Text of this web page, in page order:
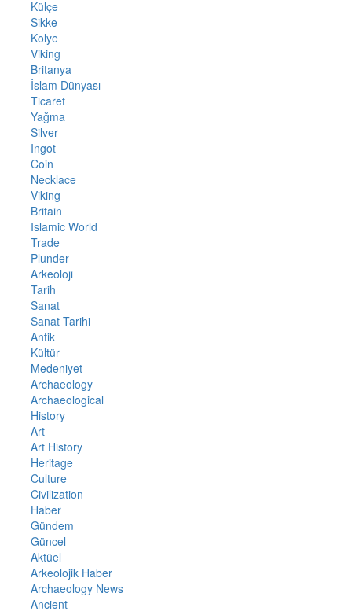
Külçe
Sikke
Kolye
Viking
Britanya
İslam Dünyası
Ticaret
Yağma
Silver
Ingot
Coin
Necklace
Viking
Britain
Islamic World
Trade
Plunder
Arkeoloji
Tarih
Sanat
Sanat Tarihi
Antik
Kültür
Medeniyet
Archaeology
Archaeological
History
Art
Art History
Heritage
Culture
Civilization
Haber
Gündem
Güncel
Aktüel
Arkeolojik Haber
Archaeology News
Ancient